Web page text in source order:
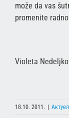
može da vas
promenite
Violeta
18.10. 2011. |